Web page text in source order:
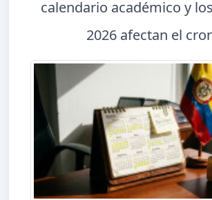
calendario académico y
2026 afectan el